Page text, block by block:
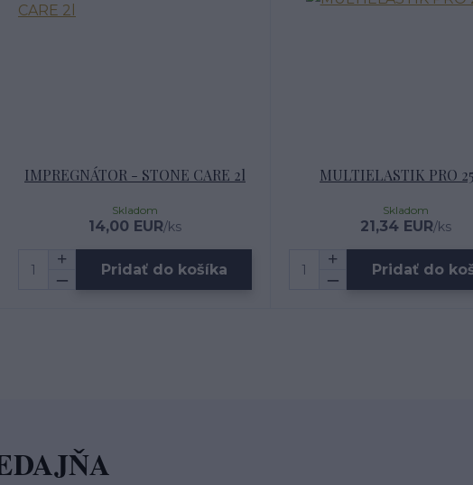
IMPREGNÁTOR - STONE CARE 2l
14,00 EUR/ks
Skladom
Pridať do košíka
MULTIELASTIK PRO
21,34 EUR/ks
Skladom
Pridať do